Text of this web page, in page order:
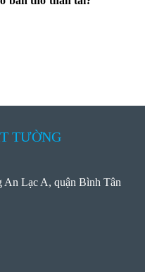
TƯỜNG
An Lạc A, quận Bình Tân